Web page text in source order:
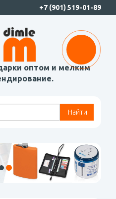
+7 (901) 519-01-89
оптом и мелким
Найти